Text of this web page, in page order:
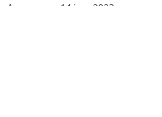
Acesso em: 14 jun. 2023.